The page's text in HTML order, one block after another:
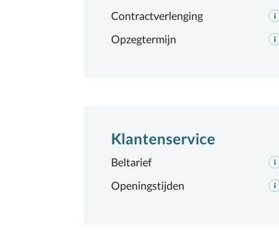
Contractverlenging
Opzegtermijn
Klantenservice
Beltarief
Openingstijden